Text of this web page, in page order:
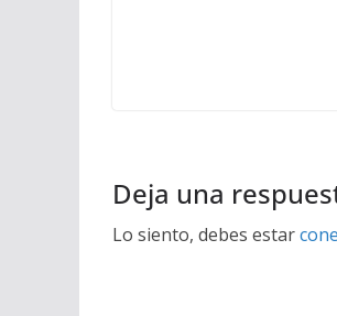
Deja una
Lo siento, debes estar